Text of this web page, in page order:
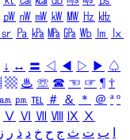
㎺ ㎻ ㎽ ㎾ ㎿ ㎐ ㎑
㏛ ㎩ ㎪ ㎫ ㎬ ㏝ ㏐
㏓
↓ ↔ 〓 ◁ ◀ ▷ ▶ ♤
▩ ♨ ☏ ☎ ☜ ☞ ¶ †
㏂ ㏘ ℡ ＃ ＆ ＊ ＠ ª º
Ⅴ Ⅵ Ⅶ Ⅷ Ⅸ Ⅹ
ب ت ث ج ح خ د ذ ر ز